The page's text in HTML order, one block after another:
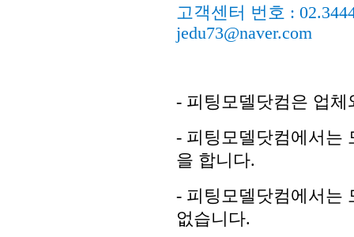
고객센터 번호 :
jedu73@naver.com
- 피팅모델닷컴은 업
- 피팅모델닷컴에서는
을 합니다.
- 피팅모델닷컴에서는
없습니다.